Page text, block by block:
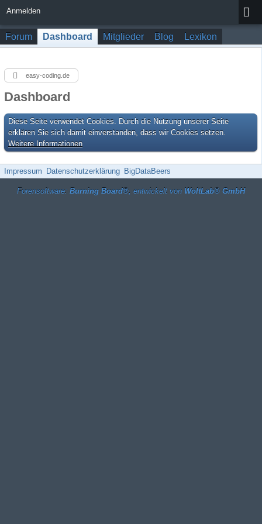
Anmelden
Forum Dashboard Mitglieder Blog Lexikon
easy-coding.de
Dashboard
Diese Seite verwendet Cookies. Durch die Nutzung unserer Seite
erklären Sie sich damit einverstanden, dass wir Cookies setzen.
Weitere Informationen
Impressum Datenschutzerklärung BigDataBeers
Forensoftware: Burning Board®, entwickelt von WoltLab® GmbH